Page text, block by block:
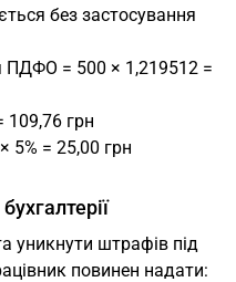
без застосування
ПДФО = 500 × 1,219512 =
грн
5% = 25,00 грн
уникнути штрафів під
повинен надати: